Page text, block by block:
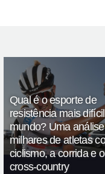
Qual é o esporte de
resistência mais
mundo? Uma
milhares de atletas
ciclismo, a corrida e
cross-country